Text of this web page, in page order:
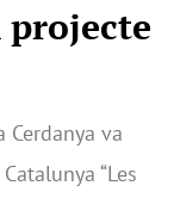
projecte
Cerdanya va
“Les